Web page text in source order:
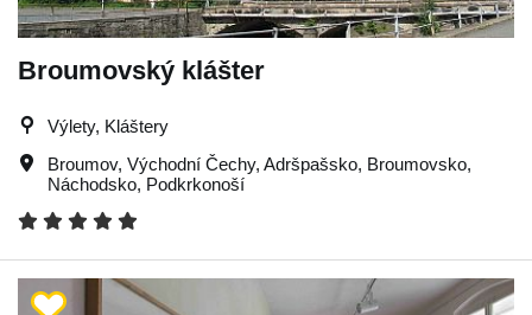
Broumovský klášter
Výlety, Kláštery
Broumov, Východní Čechy, Adršpašsko, Broumovsko,
Náchodsko, Podkrkonoší